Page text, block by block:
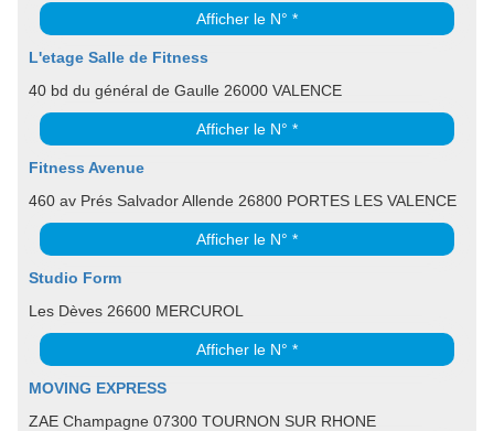
Afficher le N° *
L'etage Salle de Fitness
40 bd du général de Gaulle 26000 VALENCE
Afficher le N° *
Fitness Avenue
460 av Prés Salvador Allende 26800 PORTES LES VALENCE
Afficher le N° *
Studio Form
Les Dèves 26600 MERCUROL
Afficher le N° *
MOVING EXPRESS
ZAE Champagne 07300 TOURNON SUR RHONE